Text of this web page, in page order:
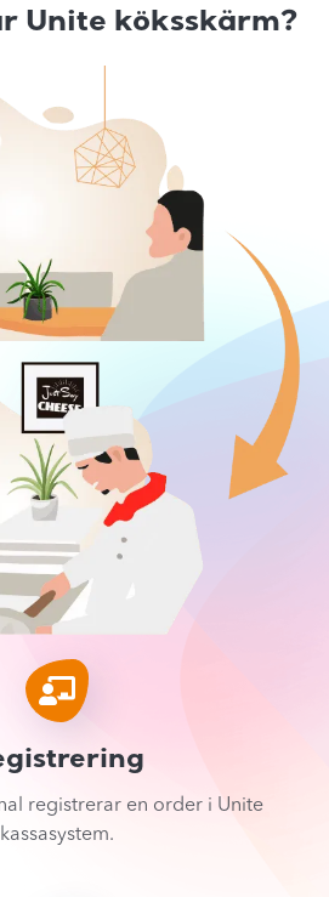
Unite köksskärm?
registrerar en order i Unite
kassasystem.